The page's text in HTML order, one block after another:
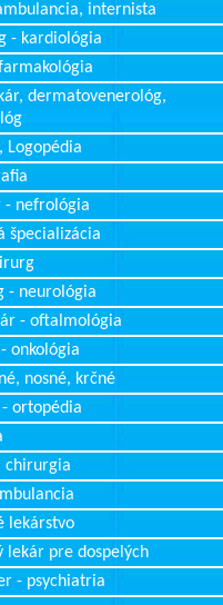
internista
- kardiológia
dermatovenerológ,
Logopédia
- nefrológia
špecializácia
- neurológia
- oftalmológia
onkológia
nosné, krčné
ortopédia
chirurgia
lekárstvo
lekár pre dospelých
- psychiatria